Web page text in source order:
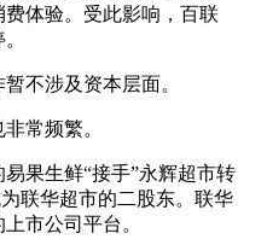
体验。受此影响，百联
不涉及资本层面。
常频繁。
果生鲜“接手”永辉超市转
联华超市的二股东。联华
市公司平台。